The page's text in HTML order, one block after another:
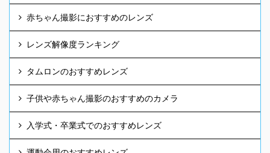
赤ちゃん撮影におすすめのレンズ
レンズ解像度ランキング
タムロンのおすすめレンズ
子供や赤ちゃん撮影のおすすめのカメラ
入学式・卒業式でのおすすめレンズ